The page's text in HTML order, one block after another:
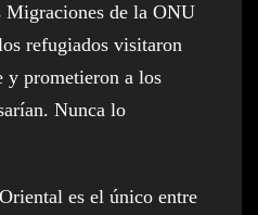
Migraciones de la ONU
refugiados visitaron
y prometieron a los
Nunca lo
es el único entre